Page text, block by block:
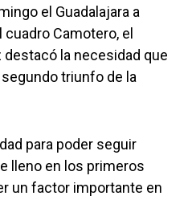
el Guadalajara a
Camotero, el
la necesidad que
triunfo de la
para poder seguir
lleno en los primeros
un factor importante en